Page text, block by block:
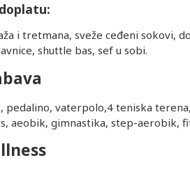
i tretmana, sveže ceđeni sokovi,
shuttle bas, sef u sobi.
pedalino, vaterpolo,4 teniska
aeobik, gimnastika, step-aerobik,